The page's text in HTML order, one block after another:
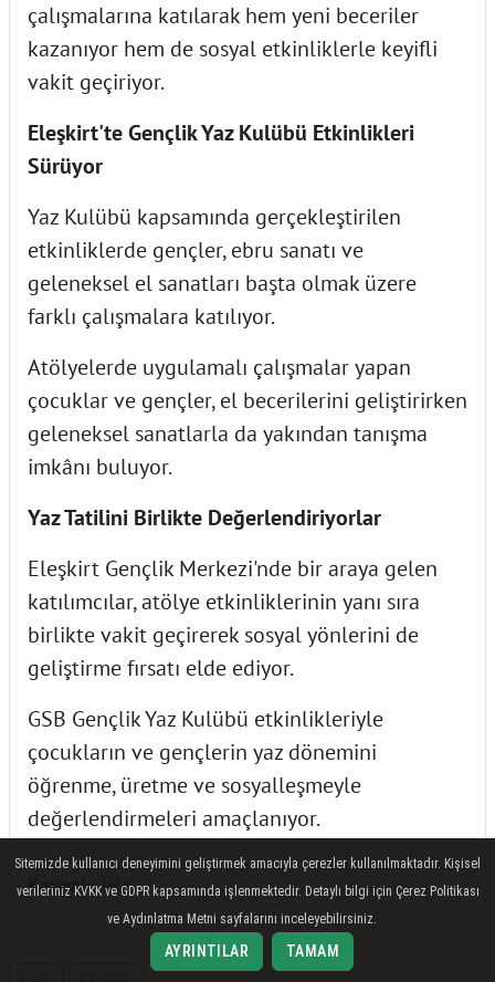
çalışmalarına katılarak hem yeni beceriler
kazanıyor hem de sosyal etkinliklerle keyifli
vakit geçiriyor.
Eleşkirt'te Gençlik Yaz Kulübü Etkinlikleri
Sürüyor
Yaz Kulübü kapsamında gerçekleştirilen
etkinliklerde gençler, ebru sanatı ve
geleneksel el sanatları başta olmak üzere
farklı çalışmalara katılıyor.
Atölyelerde uygulamalı çalışmalar yapan
çocuklar ve gençler, el becerilerini geliştirirken
geleneksel sanatlarla da yakından tanışma
imkânı buluyor.
Yaz Tatilini Birlikte Değerlendiriyorlar
Eleşkirt Gençlik Merkezi'nde bir araya gelen
katılımcılar, atölye etkinliklerinin yanı sıra
birlikte vakit geçirerek sosyal yönlerini de
geliştirme fırsatı elde ediyor.
GSB Gençlik Yaz Kulübü etkinlikleriyle
çocukların ve gençlerin yaz dönemini
öğrenme, üretme ve sosyalleşmeyle
değerlendirmeleri amaçlanıyor.
Kaynak:İHA
Sitemizde kullanıcı deneyimini geliştirmek amacıyla çerezler kullanılmaktadır. Kişisel
verileriniz KVKK ve GDPR kapsamında işlenmektedir. Detaylı bilgi için Çerez Politikası
ve Aydınlatma Metni sayfalarını inceleyebilirsiniz.
AYRINTILAR TAMAM